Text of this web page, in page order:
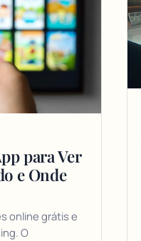
para Ver
e Onde
online grátis e
O